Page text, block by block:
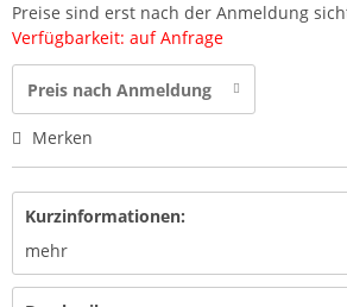
Preise sind erst nach der Anmeldung
Verfügbarkeit: auf Anfrage
Preis nach Anmeldung
Merken
Kurzinformationen:
mehr